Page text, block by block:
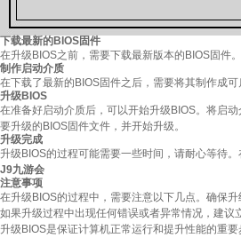
下载最新的BIOS固件
在升级BIOS之前，需要下载最新版本的BIOS固件
制作启动介质
在下载了最新的BIOS固件之后，需要将其制作成
升级BIOS
在准备好启动介质后，可以开始升级BIOS。将启
要升级的BIOS固件文件，并开始升级。
升级完成
升级BIOS的过程可能需要一些时间，请耐心等待
J9九游会
注意事项
在升级BIOS的过程中，需要注意以下几点。确保
如果升级过程中出现任何错误或者异常情况，建议
升级BIOS是保证计算机正常运行和提升性能的重